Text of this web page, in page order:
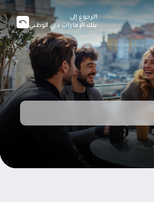
الرجوع إلى
بنك الإمارات دبي الوطني